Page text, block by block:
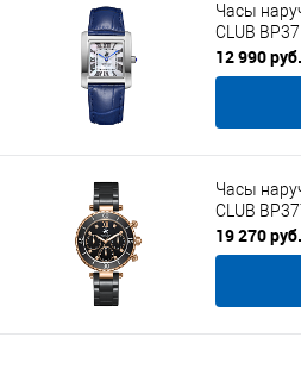
Часы
CLUB
12 990 руб.
Часы
CLUB
19 270 руб.